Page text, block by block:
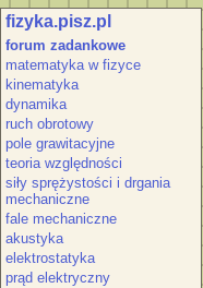
fizyka.pisz.pl
forum zadankowe
matematyka w fizyce
kinematyka
dynamika
ruch obrotowy
pole grawitacyjne
teoria względności
siły sprężystości i drgania
mechaniczne
fale mechaniczne
akustyka
elektrostatyka
prąd elektryczny